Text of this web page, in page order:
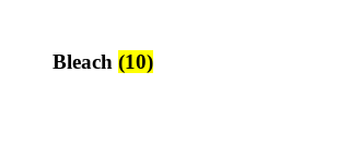
Bleach (10)